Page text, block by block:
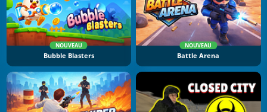
NOUVEAU
Bubble Blasters
NOUVEAU
Battle Arena